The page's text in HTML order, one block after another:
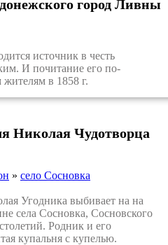
город Ливны
источник в честь
И почитание его по-
жителям в 1858 г.
Николая Чудотворца
» село Сосновка
Угодника выбивает на на
села Сосновка, Сосновского
Родник и его
купальня с купелью.